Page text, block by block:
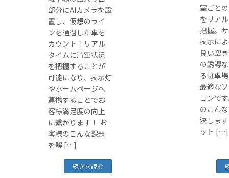
部分にAIカメラを設
置し、仮想のライ
ンを通過した車を
カウント！リアル
タイムに満空状況
を把握することが
可能になり、表示灯
やホームページへ
連携することでお
客様満足度の向上
に繋がります！ お
客様のこんな課題
を解 […]
続きを読む
室ごと
をリア
把握。
表示に
良い空
の誘導
る駐車
最適な
ョンで
のこん
決しま
ット […]